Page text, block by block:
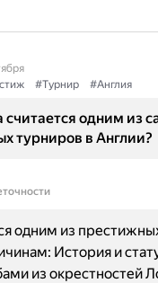
#Турнир #Англия
одним из
турниров в Англии?
одним из
История и
из окрестностей